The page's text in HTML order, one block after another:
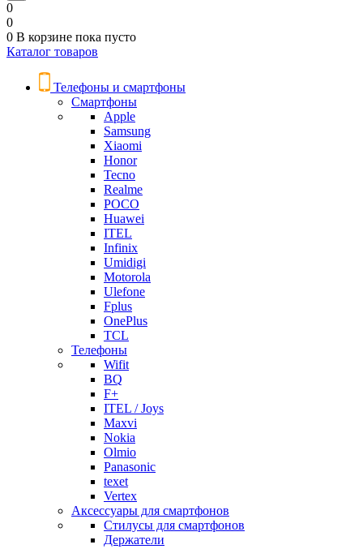
0
0
0 В корзине пока пусто
Каталог товаров
Телефоны и смартфоны
Смартфоны
Apple
Samsung
Xiaomi
Honor
Tecno
Realme
POCO
Huawei
ITEL
Infinix
Umidigi
Motorola
Ulefone
Fplus
OnePlus
TCL
Телефоны
Wifit
BQ
F+
ITEL / Joys
Maxvi
Nokia
Olmio
Panasonic
texet
Vertex
Аксессуары для смартфонов
Стилусы для смартфонов
Держатели